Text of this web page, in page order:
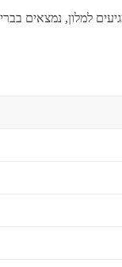
למלון, נמצאים